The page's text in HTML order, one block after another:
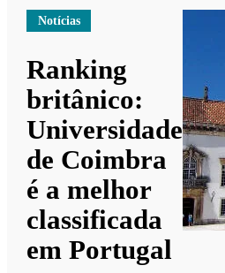
Notícias
Ranking
britânico:
Universidade
de Coimbra
é a melhor
classificada
em Portugal